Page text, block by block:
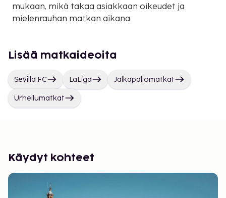
mukaan, mikä takaa asiakkaan oikeudet ja
mielenrauhan matkan aikana.
Lisää matkaideoita
Sevilla FC LaLiga Jalkapallomatkat
Urheilumatkat
Käydyt kohteet